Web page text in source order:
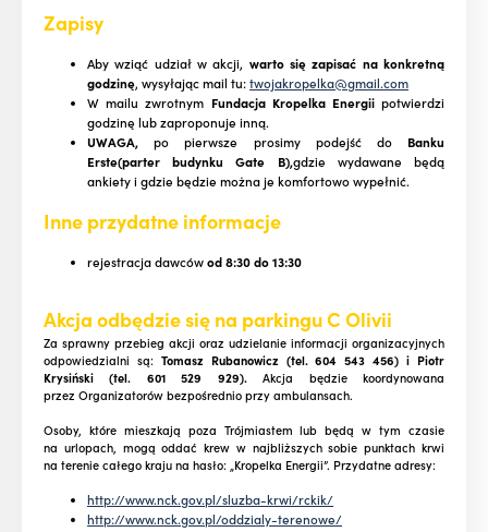
Zapisy
Aby wziąć udział w akcji, warto się zapisać na konkretną
godzinę, wysyłając mail tu:twojakropelka@gmail.com
W mailu zwrotnym Fundacja Kropelka Energiipotwierdzi
godzinę lub zaproponuje inną.
UWAGA, po pierwsze prosimy podejść doBanku
Erste(parter budynku Gate B),gdzie wydawane będą
ankiety i gdzie będzie można je komfortowo wypełnić.
Inne przydatne informacje
rejestracja dawcówod 8:30 do 13:30
Akcja odbędzie się na parkingu C Olivii
Za sprawny przebieg akcji oraz udzielanie informacji organizacyjnych
odpowiedzialni są: Tomasz Rubanowicz (tel. 604 543 456) i Piotr
Krysiński (tel. 601 529 929).Akcja będzie koordynowana
przez Organizatorów bezpośrednio przy ambulansach.
Osoby, które mieszkają poza Trójmiastem lub będą w tym czasie
na urlopach, mogą oddać krew w najbliższych sobie punktach krwi
na terenie całego kraju na hasło: „Kropelka Energii”. Przydatne adresy:
http://www.nck.gov.pl/sluzba-krwi/rckik/
http://www.nck.gov.pl/oddzialy-terenowe/